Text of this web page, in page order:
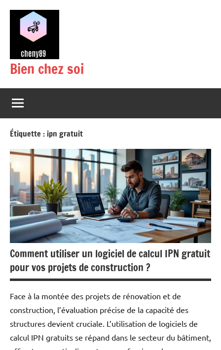
contenu
Bien chez soi
Étiquette : ipn gratuit
Comment utiliser un logiciel de calcul IPN gratuit
pour vos projets de construction ?
Face à la montée des projets de rénovation et de
construction, l’évaluation précise de la capacité des
structures devient cruciale. L’utilisation de logiciels de
calcul IPN gratuits se répand dans le secteur du bâtiment,